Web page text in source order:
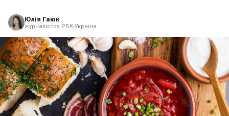
Юлія Гаюк
журналістка РБК-Україна